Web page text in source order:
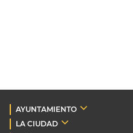
AYUNTAMIENTO
LA CIUDAD